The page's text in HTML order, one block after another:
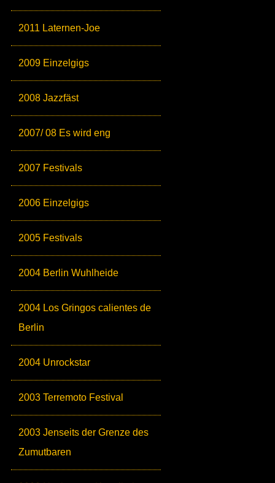
2011 Laternen-Joe
2009 Einzelgigs
2008 Jazzfäst
2007/ 08 Es wird eng
2007 Festivals
2006 Einzelgigs
2005 Festivals
2004 Berlin Wuhlheide
2004 Los Gringos calientes de
Berlin
2004 Unrockstar
2003 Terremoto Festival
2003 Jenseits der Grenze des
Zumutbaren